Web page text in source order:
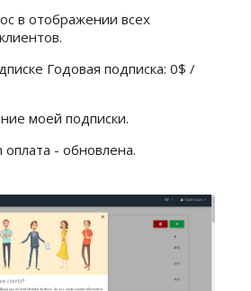
в отображении всех
Годовая подписка: 0$ /
моей подписки.
оплата - обновлена.